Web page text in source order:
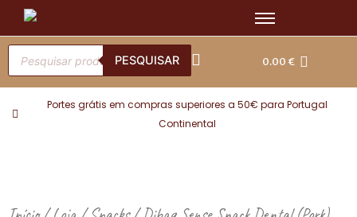
content
Products
search PESQUISAR 0.00€
Portes grátis em compras superiores a 50€ para Portugal
Continental